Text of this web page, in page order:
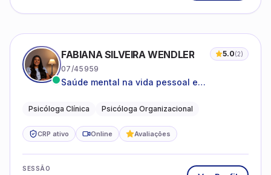
FABIANA SILVEIRA WENDLER 5.0(2)
07/45959
Saúde mental na vida pessoal e
Psicóloga Clínica Psicóloga Organizacional
CRP ativo Online Avaliações
SESSÃO